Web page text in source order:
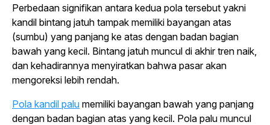
Perbedaan signifikan antara kedua pola tersebut yakni
kandil bintang jatuh tampak memiliki bayangan atas
(sumbu) yang panjang ke atas dengan badan bagian
bawah yang kecil. Bintang jatuh muncul di akhir tren naik,
dan kehadirannya menyiratkan bahwa pasar akan
mengoreksi lebih rendah.
Pola kandil palu memiliki bayangan bawah yang panjang
dengan badan bagian atas yang kecil. Pola palu muncul